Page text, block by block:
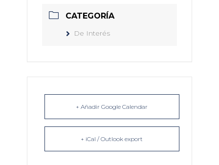
CATEGORÍA
De Interés
+ Añadir Google Calendar
+ iCal / Outlook export